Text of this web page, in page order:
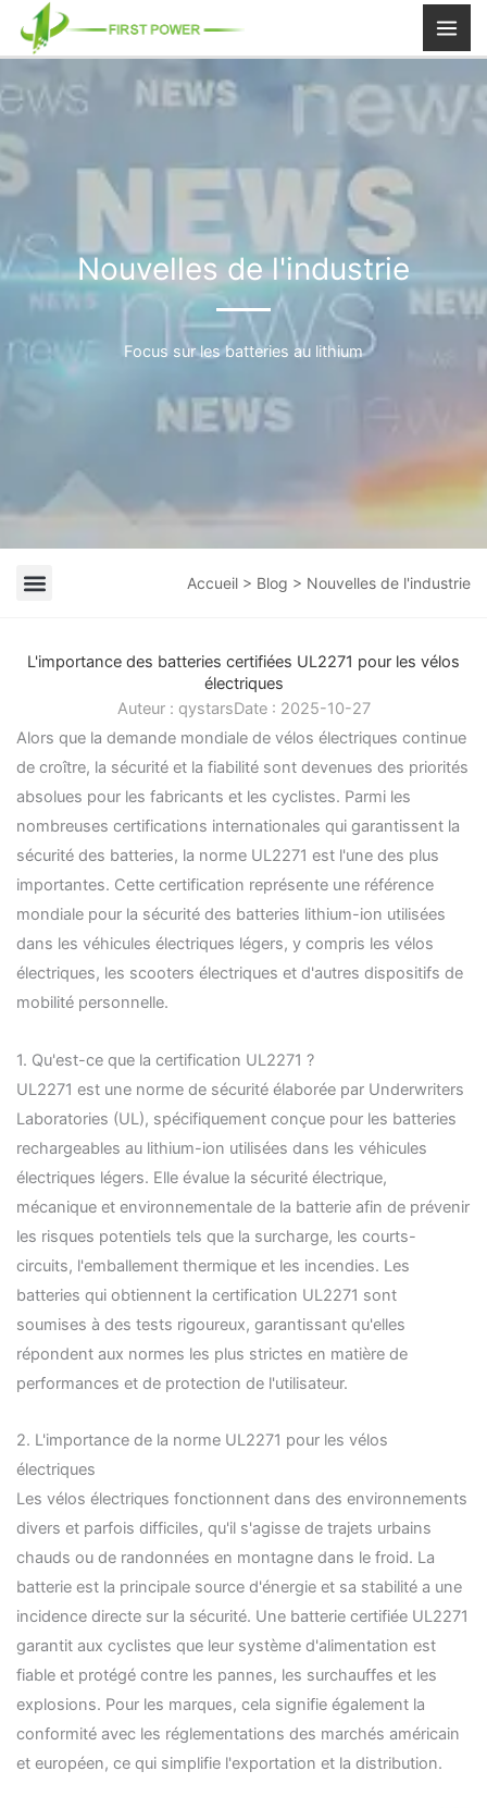
Nouvelles de l'industrie
Focus sur les batteries au lithium
Accueil > Blog > Nouvelles de l'industrie
L'importance des batteries certifiées UL2271 pour les vélos
électriques
Auteur : qystarsDate : 2025-10-27
Alors que la demande mondiale de vélos électriques continue
de croître, la sécurité et la fiabilité sont devenues des priorités
absolues pour les fabricants et les cyclistes. Parmi les
nombreuses certifications internationales qui garantissent la
sécurité des batteries, la norme UL2271 est l'une des plus
importantes. Cette certification représente une référence
mondiale pour la sécurité des batteries lithium-ion utilisées
dans les véhicules électriques légers, y compris les vélos
électriques, les scooters électriques et d'autres dispositifs de
mobilité personnelle.
1. Qu'est-ce que la certification UL2271 ?
UL2271 est une norme de sécurité élaborée par Underwriters
Laboratories (UL), spécifiquement conçue pour les batteries
rechargeables au lithium-ion utilisées dans les véhicules
électriques légers. Elle évalue la sécurité électrique,
mécanique et environnementale de la batterie afin de prévenir
les risques potentiels tels que la surcharge, les courts-
circuits, l'emballement thermique et les incendies. Les
batteries qui obtiennent la certification UL2271 sont
soumises à des tests rigoureux, garantissant qu'elles
répondent aux normes les plus strictes en matière de
performances et de protection de l'utilisateur.
2. L'importance de la norme UL2271 pour les vélos
électriques
Les vélos électriques fonctionnent dans des environnements
divers et parfois difficiles, qu'il s'agisse de trajets urbains
chauds ou de randonnées en montagne dans le froid. La
batterie est la principale source d'énergie et sa stabilité a une
incidence directe sur la sécurité. Une batterie certifiée UL2271
garantit aux cyclistes que leur système d'alimentation est
fiable et protégé contre les pannes, les surchauffes et les
explosions. Pour les marques, cela signifie également la
conformité avec les réglementations des marchés américain
et européen, ce qui simplifie l'exportation et la distribution.